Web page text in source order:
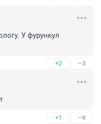
У фурункул
+2 –3
+1 –6